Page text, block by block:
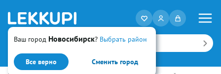
Ваш город Новосибирск? Выбрать район
Все верно Сменить город
Искать